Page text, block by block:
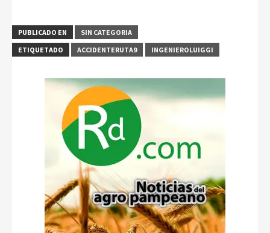
PUBLICADO EN
SIN CATEGORIA
ETIQUETADO
ACCIDENTERUTA9 INGENIEROLUIGGI